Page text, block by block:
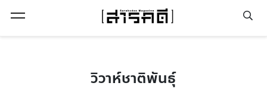
วิวาห์ชาติพันธุ์